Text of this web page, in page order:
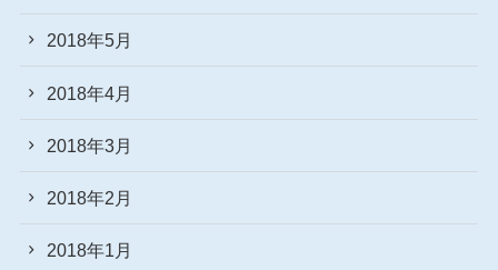
2018年5月
2018年4月
2018年3月
2018年2月
2018年1月